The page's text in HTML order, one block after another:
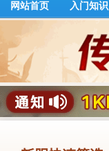
网站首页 入门知识